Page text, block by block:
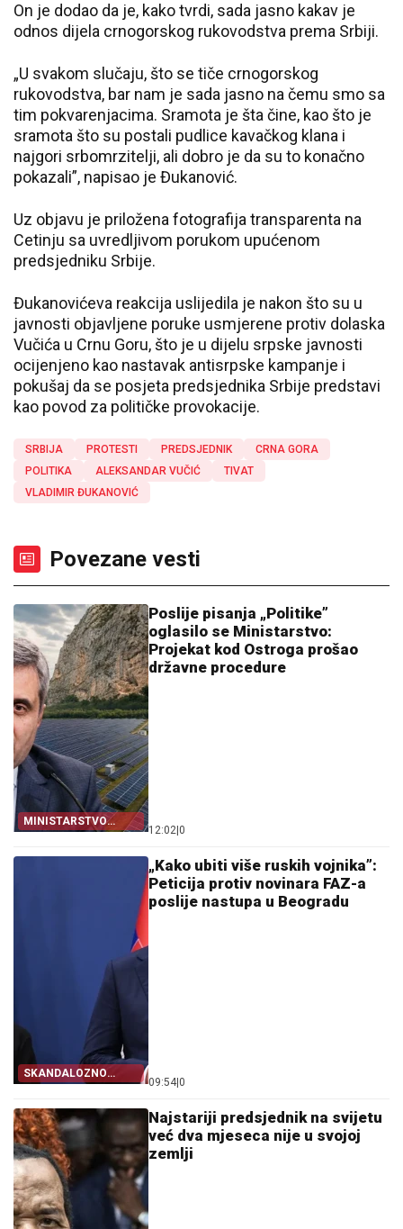
On je dodao da je, kako tvrdi, sada jasno kakav je
odnos dijela crnogorskog rukovodstva prema Srbiji.
„U svakom slučaju, što se tiče crnogorskog
rukovodstva, bar nam je sada jasno na čemu smo sa
tim pokvarenjacima. Sramota je šta čine, kao što je
sramota što su postali pudlice kavačkog klana i
najgori srbomrzitelji, ali dobro je da su to konačno
pokazali”, napisao je Đukanović.
Uz objavu je priložena fotografija transparenta na
Cetinju sa uvredljivom porukom upućenom
predsjedniku Srbije.
Đukanovićeva reakcija uslijedila je nakon što su u
javnosti objavljene poruke usmjerene protiv dolaska
Vučića u Crnu Goru, što je u dijelu srpske javnosti
ocijenjeno kao nastavak antisrpske kampanje i
pokušaj da se posjeta predsjednika Srbije predstavi
kao povod za političke provokacije.
SRBIJA PROTESTI PREDSJEDNIK
CRNA GORA
POLITIKA
ALEKSANDAR VUČIĆ
TIVAT
VLADIMIR ĐUKANOVIĆ
Povezane vesti
MINISTARSTVO
BRANI PROJEKAT
Poslije pisanja „Politike”
oglasilo se Ministarstvo:
Projekat kod Ostroga prošao
državne procedure
12:02 0
SKANDALOZNO
PITANJE
„Kako ubiti više ruskih vojnika”:
Peticija protiv novinara FAZ-a
poslije nastupa u Beogradu
09:54 0
Najstariji predsjednik na svijetu
već dva mjeseca nije u svojoj
zemlji